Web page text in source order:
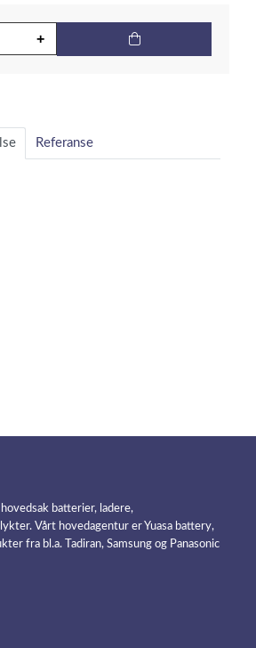
Referanse
batterier, ladere,
Vårt hovedagentur er Yuasa battery,
fra bl.a. Tadiran, Samsung og Panasonic